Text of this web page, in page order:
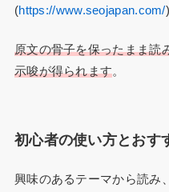
(https://www.seojapan.com/
原文の骨子を保ったまま読
示唆が得られます。
初心者の使い方とおす
興味のあるテーマから読み